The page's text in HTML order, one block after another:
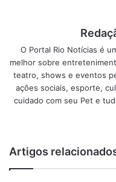
A canção é fruto de um
era terra arrasada pela
especial. Diferente de
suas formas e
uma jornada para
decepções de uma
“Quando pensei no
O Portal Rio Notícias é
melhor sobre
teatro, shows e eventos
ações sociais, esporte,
cuidado com seu Pet e
Artigos